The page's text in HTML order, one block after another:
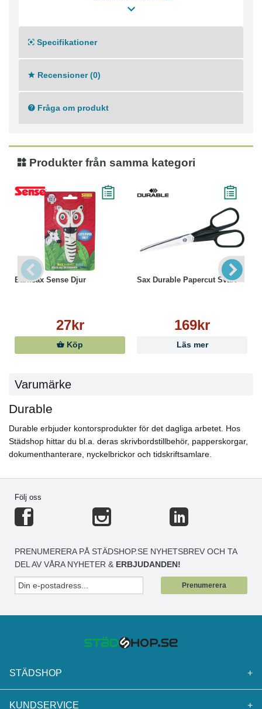
Specifikationer
Recensioner (0)
Fråga om produkt
Produkter från samma kategori
Barnsax Sense Djur
27kr
Köp
Sax Durable Papercut Svart
169kr
Läs mer
Varumärke
Durable
Durable erbjuder kontorsprodukter för det dagliga arbetet. Hos
Städshop hittar du bl.a. deras skrivbordstillbehör, papperskorgar,
dokumenthanterare, nyckelbrickor och tidskriftsamlare.
Följ oss
PRENUMERERA PÅ STÄDSHOP.SE NYHETSBREV OCH TA
DEL AV VÅRA NYHETER & ERBJUDANDEN!
Prenumerera
STÄDSHOP +
KUNDSERVICE +